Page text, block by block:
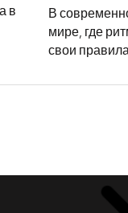
в
В
мире, где
свои
с